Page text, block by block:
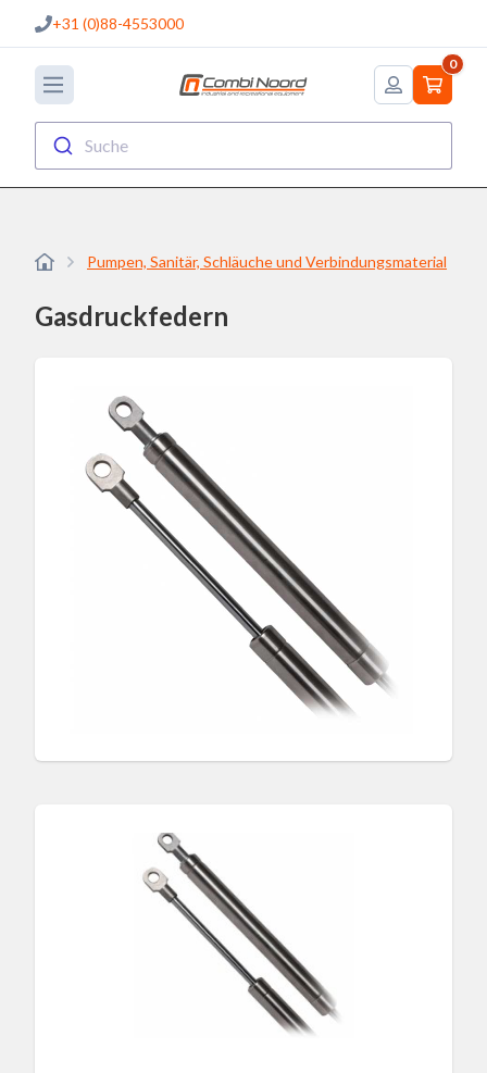
+31 (0)88-4553000
0
Suche
Pumpen, Sanitär, Schläuche und Verbindungsmaterial
Gasdruckfedern